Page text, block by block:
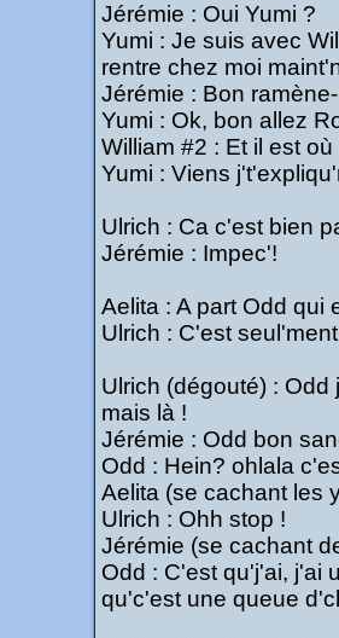
Jérémie : Oui Yumi ?
Yumi : Je suis avec
rentre chez moi
Jérémie : Bon
Yumi : Ok, bon allez
William #2 : Et il est
Yumi : Viens
Ulrich : Ca c'est bien
Jérémie : Impec'!
Aelita : A part Odd qui
Ulrich : C'est
Ulrich (dégouté) :
mais là !
Jérémie : Odd bon
Odd : Hein? ohlala
Aelita (se cachant les
Ulrich : Ohh stop !
Jérémie (se cachant
Odd : C'est qu'j'ai, j'ai
qu'c'est une queue